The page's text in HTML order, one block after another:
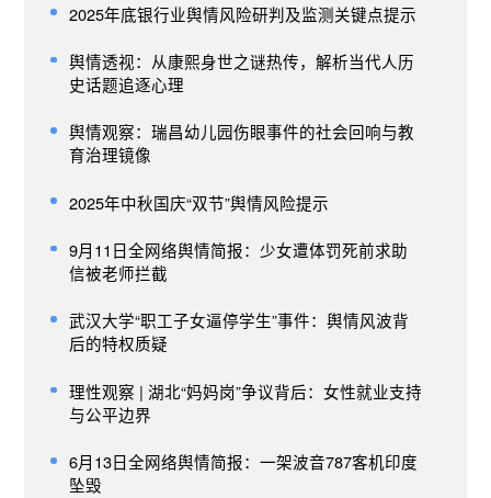
2025年底银行业舆情风险研判及监测关键点提示
舆情透视：从康熙身世之谜热传，解析当代人历
史话题追逐心理
舆情观察：瑞昌幼儿园伤眼事件的社会回响与教
育治理镜像
2025年中秋国庆“双节”舆情风险提示
9月11日全网络舆情简报：少女遭体罚死前求助
信被老师拦截
武汉大学“职工子女逼停学生”事件：舆情风波背
后的特权质疑
理性观察 | 湖北“妈妈岗”争议背后：女性就业支持
与公平边界
6月13日全网络舆情简报：一架波音787客机印度
坠毁